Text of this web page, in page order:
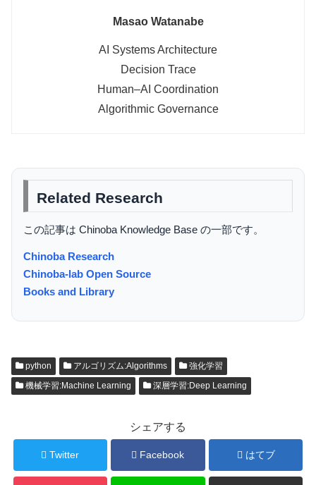
Masao Watanabe
AI Systems Architecture
Decision Trace
Human–AI Coordination
Algorithmic Governance
Related Research
この記事は Chinoba Knowledge Base の一部です。
Chinoba Research
Chinoba-lab Open Source
Books and Library
python アルゴリズム:Algorithms
強化学習
機械学習:Machine Learning
深層学習:Deep Learning
シェアする
Twitter Facebook はてブ